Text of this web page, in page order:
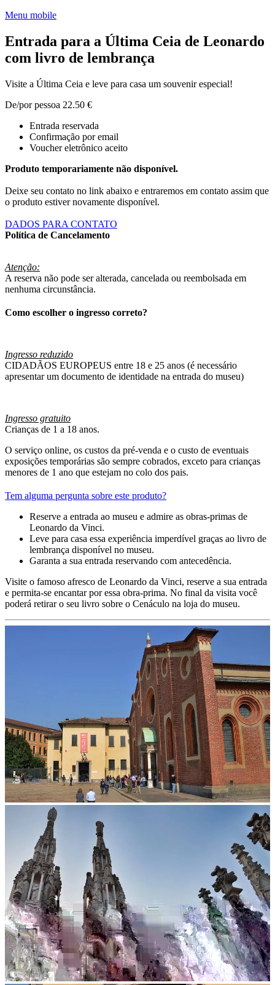
Menu mobile
Entrada para a Última Ceia de Leonardo
com livro de lembrança
Visite a Última Ceia e leve para casa um souvenir especial!
De/por pessoa 22.50 €
Entrada reservada
Confirmação por email
Voucher eletrônico aceito
Produto temporariamente não disponível.
Deixe seu contato no link abaixo e entraremos em contato assim que
o produto estiver novamente disponível.
DADOS PARA CONTATO
Política de Cancelamento
Atenção:
A reserva não pode ser alterada, cancelada ou reembolsada em
nenhuma circunstância.
Como escolher o ingresso correto?
Ingresso reduzido
CIDADÃOS EUROPEUS entre 18 e 25 anos (é necessário
apresentar um documento de identidade na entrada do museu)
Ingresso gratuito
Crianças de 1 a 18 anos.
O serviço online, os custos da pré-venda e o custo de eventuais
exposições temporárias são sempre cobrados, exceto para crianças
menores de 1 ano que estejam no colo dos pais.
Tem alguma pergunta sobre este produto?
Reserve a entrada ao museu e admire as obras-primas de
Leonardo da Vinci.
Leve para casa essa experiência imperdível graças ao livro de
lembrança disponível no museu.
Garanta a sua entrada reservando com antecedência.
Visite o famoso afresco de Leonardo da Vinci, reserve a sua entrada
e permita-se encantar por essa obra-prima. No final da visita você
poderá retirar o seu livro sobre o Cenáculo na loja do museu.